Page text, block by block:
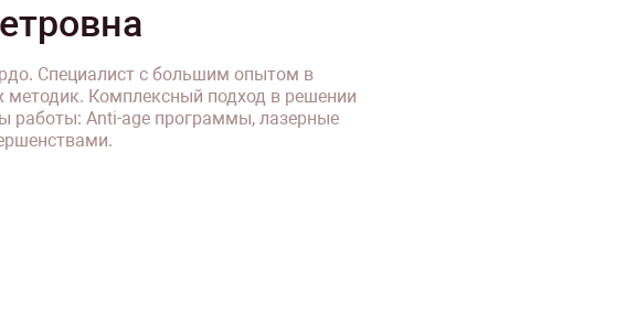
Специалист с большим опытом в
Комплексный подход в решении
работы: Anti-age программы, лазерные